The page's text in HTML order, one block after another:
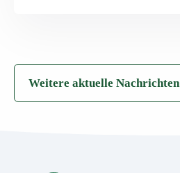
Weitere aktuelle Nachrichten